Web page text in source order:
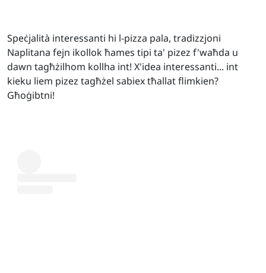
Speċjalità interessanti hi l-pizza pala, tradizzjoni
Naplitana fejn ikollok ħames tipi ta' pizez f'waħda u
dawn tagħżilhom kollha int! X'idea interessanti... int
kieku liem pizez tagħżel sabiex tħallat flimkien?
Għoġibtni!